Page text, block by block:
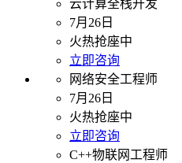
云计算全栈开发
7月26日
火热抢座中
立即咨询
网络安全工程师
7月26日
火热抢座中
立即咨询
C++物联网工程师